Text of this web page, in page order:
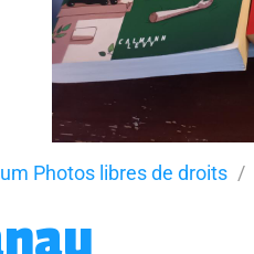
Photos libres de droits